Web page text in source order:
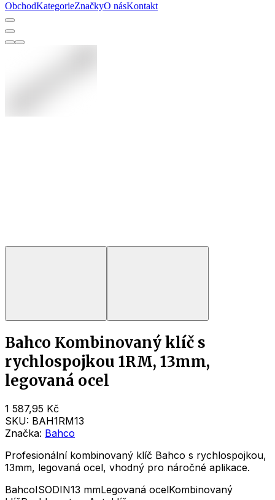
ObchodKategorieZnačkyO násKontakt
Bahco Kombinovaný klíč s
rychlospojkou 1RM, 13mm,
legovaná ocel
1 587,95 Kč
SKU: BAH1RM13
Značka: Bahco
Profesionální kombinovaný klíč Bahco s rychlospojkou,
13mm, legovaná ocel, vhodný pro náročné aplikace.
BahcoISODIN13 mmLegovaná ocelKombinovaný